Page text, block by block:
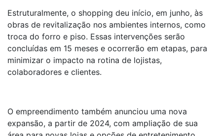
Estruturalmente, o shopping deu início, em junho, às
obras de revitalização nos ambientes internos, como
troca do forro e piso. Essas intervenções serão
concluídas em 15 meses e ocorrerão em etapas, para
minimizar o impacto na rotina de lojistas,
colaboradores e clientes.
O empreendimento também anunciou uma nova
expansão, a partir de 2024, com ampliação de sua